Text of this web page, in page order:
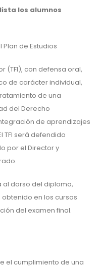
los alumnos
de Estudios
(TFI), con defensa oral,
de carácter individual,
de una
del Derecho
de aprendizajes
TFI será defendido
por el Director y
al dorso del diploma,
en los cursos
del examen final.
el cumplimiento de una